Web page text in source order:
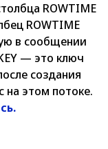
RОWTIME
RОWTIME
в сообщении
— это ключ
создания
на этом потоке.